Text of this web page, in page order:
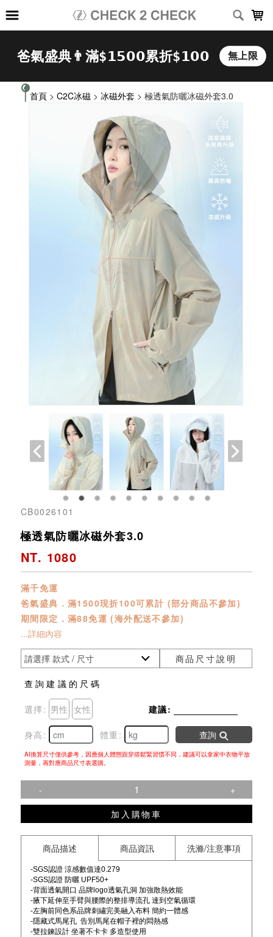
首頁 > C2C冰磁 > 冰磁外套 > 極透氣防曬冰磁外套3.0
CB0026101
極透氣防曬冰磁外套3.0
NT. 1080
滿千免運
爸氣盛典．滿1500現折100可累計 (部分商品不參加)
期間限定．滿88免運 (海外配送不參加)
...詳細內容
商品尺寸說明
查詢建議的尺碼
選擇: 男性 女性 建議:
身高: 體重: 查詢
AI換算尺寸僅供參考，因應個人體態跟穿搭鬆緊習慣不同，建議可以拿家中衣物平放
測量，再對應商品尺寸表選購。
-
+
加入購物車
商品描述 商品資訊 洗滌/注意事項
-SGS認證 涼感數值達0.279
-SGS認證 防曬 UPF50+
-背面透氣開口 品牌logo透氣孔洞 加強散熱效能
-腋下延伸至手臂與腰際的整排導流孔 達到空氣循環
-左胸前同色系品牌刺繡完美融入布料 簡約一體感
-隱藏式馬尾孔 告別馬尾在帽子裡的悶熱感
-雙拉鍊設計 坐著不卡卡 多造型使用